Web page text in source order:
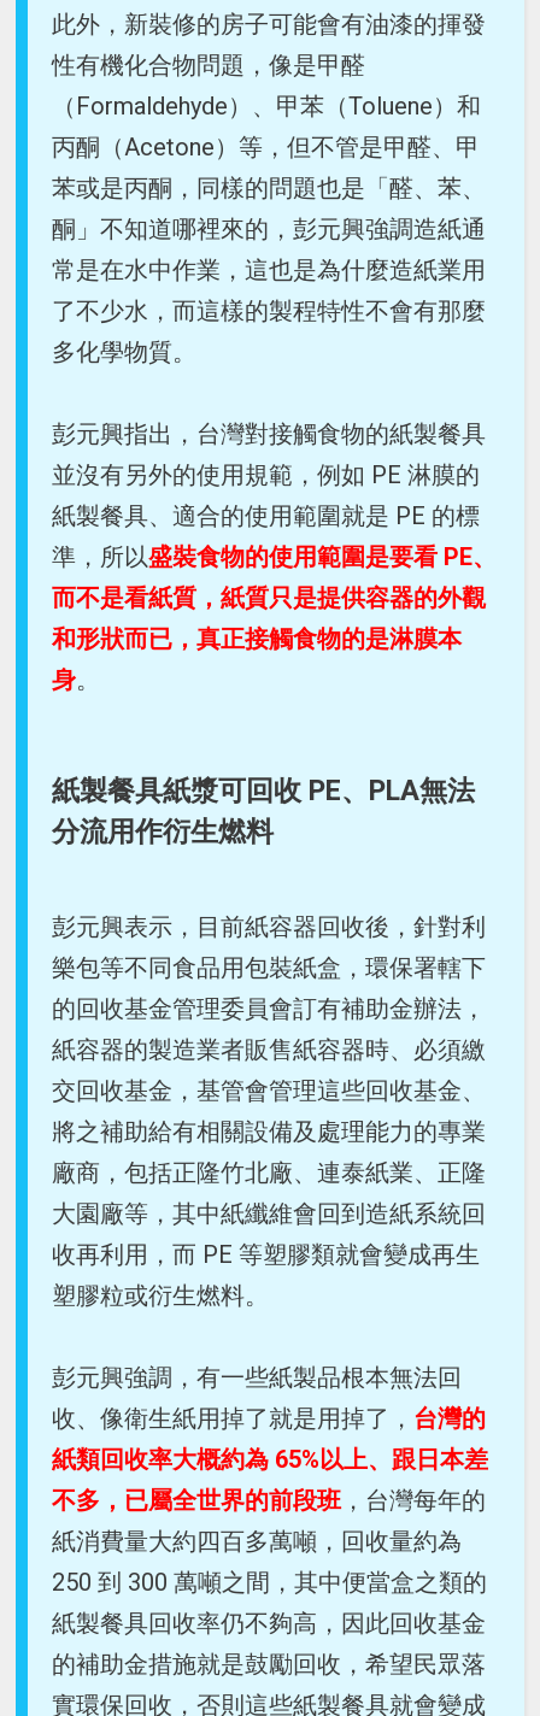
此外，新裝修的房子可能會有油漆的揮發
性有機化合物問題，像是甲醛
（Formaldehyde）、甲苯（Toluene）和
丙酮（Acetone）等，但不管是甲醛、甲
苯或是丙酮，同樣的問題也是「醛、苯、
酮」不知道哪裡來的，彭元興強調造紙通
常是在水中作業，這也是為什麼造紙業用
了不少水，而這樣的製程特性不會有那麼
多化學物質。
彭元興指出，台灣對接觸食物的紙製餐具
並沒有另外的使用規範，例如 PE 淋膜的
紙製餐具、適合的使用範圍就是 PE 的標
準，所以盛裝食物的使用範圍是要看 PE、
而不是看紙質，紙質只是提供容器的外觀
和形狀而已，真正接觸食物的是淋膜本
身。
紙製餐具紙漿可回收 PE、PLA無法
分流用作衍生燃料
彭元興表示，目前紙容器回收後，針對利
樂包等不同食品用包裝紙盒，環保署轄下
的回收基金管理委員會訂有補助金辦法，
紙容器的製造業者販售紙容器時、必須繳
交回收基金，基管會管理這些回收基金、
將之補助給有相關設備及處理能力的專業
廠商，包括正隆竹北廠、連泰紙業、正隆
大園廠等，其中紙纖維會回到造紙系統回
收再利用，而 PE 等塑膠類就會變成再生
塑膠粒或衍生燃料。
彭元興強調，有一些紙製品根本無法回
收、像衛生紙用掉了就是用掉了， 台灣的
紙類回收率大概約為 65%以上、跟日本差
不多，已屬全世界的前段班，台灣每年的
紙消費量大約四百多萬噸，回收量約為
250 到 300 萬噸之間，其中便當盒之類的
紙製餐具回收率仍不夠高，因此回收基金
的補助金措施就是鼓勵回收，希望民眾落
實環保回收，否則這些紙製餐具就會變成